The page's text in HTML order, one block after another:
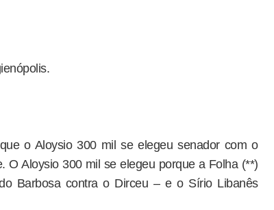
o Aloysio 300 mil se elegeu senador com o
O Aloysio 300 mil se elegeu porque a Folha (**)
Barbosa contra o Dirceu – e o Sírio Libanês